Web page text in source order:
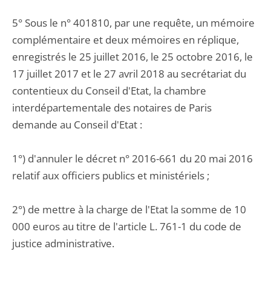
5° Sous le n° 401810, par une requête, un mémoire
complémentaire et deux mémoires en réplique,
enregistrés le 25 juillet 2016, le 25 octobre 2016, le
17 juillet 2017 et le 27 avril 2018 au secrétariat du
contentieux du Conseil d'Etat, la chambre
interdépartementale des notaires de Paris
demande au Conseil d'Etat :
1°) d'annuler le décret n° 2016-661 du 20 mai 2016
relatif aux officiers publics et ministériels ;
2°) de mettre à la charge de l'Etat la somme de 10
000 euros au titre de l'article L. 761-1 du code de
justice administrative.